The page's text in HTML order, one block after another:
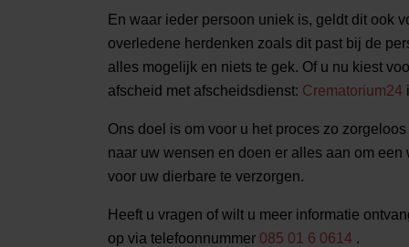
En waar ieder persoon uniek is, geldt dit ook
overledene herdenken zoals dit past bij de
alles mogelijk en niets te gek. Of u nu kiest
afscheid met afscheidsdienst: Crematorium24
Ons doel is om voor u het proces zo
naar uw wensen en doen er alles aan om
voor uw dierbare te verzorgen.
Heeft u vragen of wilt u meer informatie
op via telefoonnummer 085 01 6 0614 .